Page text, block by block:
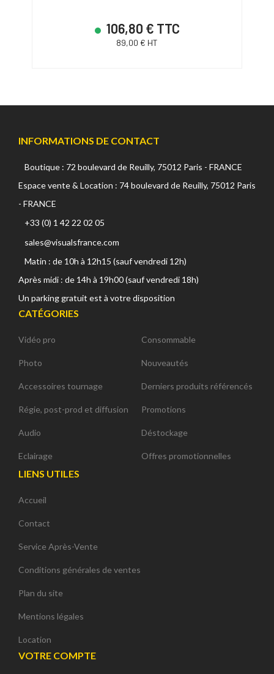
106,80 € TTC
89,00 € HT
INFORMATIONS DE CONTACT
Boutique : 72 boulevard de Reuilly, 75012 Paris - FRANCE
Espace vente & Location : 74 boulevard de Reuilly, 75012 Paris
- FRANCE
+33 (0) 1 42 22 02 05
sales@visualsfrance.com
Matin : de 10h à 12h15 (sauf vendredi 12h)
Après midi : de 14h à 19h00 (sauf vendredi 18h)
Un parking gratuit est à votre disposition
CATÉGORIES
Vidéo pro
Photo
Accessoires tournage
Régie, post-prod et diffusion
Audio
Eclairage
Consommable
Nouveautés
Derniers produits référencés
Promotions
Déstockage
Offres promotionnelles
LIENS UTILES
Accueil
Contact
Service Après-Vente
Conditions générales de ventes
Plan du site
Mentions légales
Location
VOTRE COMPTE